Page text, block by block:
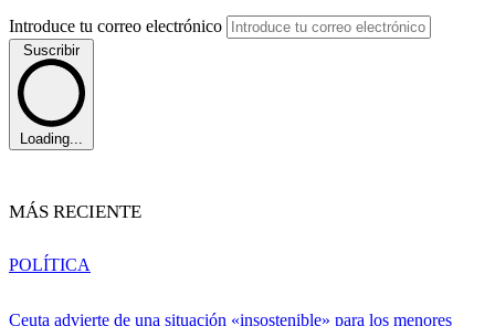
Introduce tu correo electrónico
Suscribir
Loading...
MÁS RECIENTE
Ceuta advierte de una situación «insostenible» para los menores
POLÍTICA